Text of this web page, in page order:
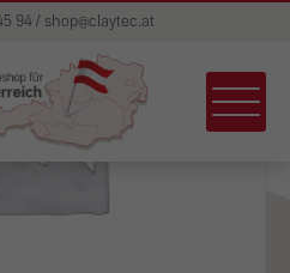
94 / shop@claytec.at